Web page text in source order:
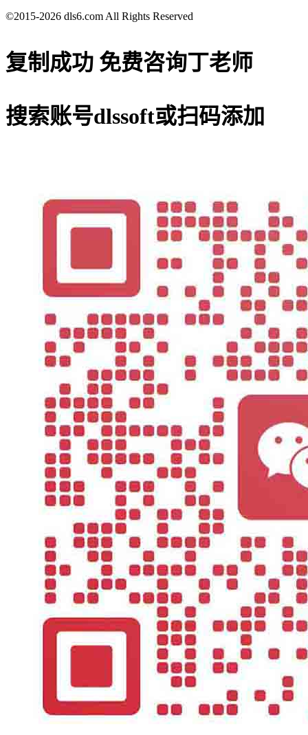
©2015-2026 dls6.com All Rights Reserved
复制成功 免费咨询丁老师
搜索账号dlssoft或扫码添加